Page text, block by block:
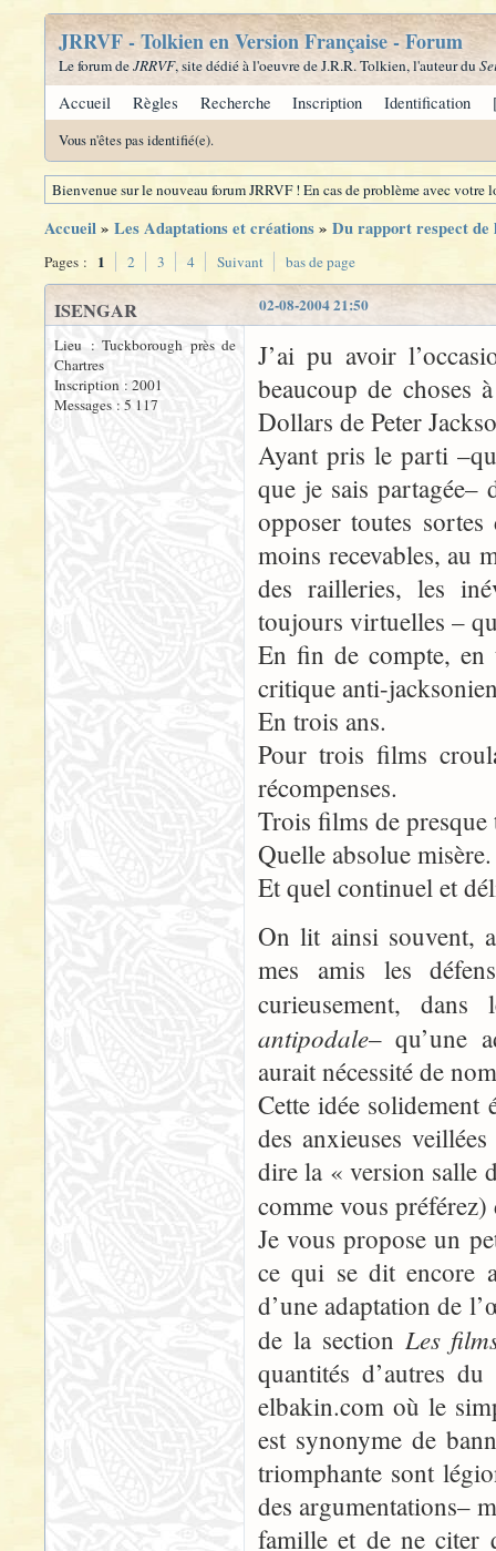
JRRVF - Tolkien en Version Française - Forum
Le forum deJRRVF, site dédié à l'oeuvre de J.R.R. Tolkien, l'auteur du
Accueil Règles Recherche Inscription Identification
Vous n'êtes pas identifié(e).
Bienvenue sur le nouveau forum JRRVF ! En cas de problème avec
Accueil» Les Adaptations et créations» Du rapport respect de
Pages : 1 2 3 4 Suivant bas de page
02-08-2004 21:50
ISENGAR
Lieu : Tuckborough près de
Chartres
Inscription : 2001
Messages : 5 117
J’ai pu avoir
beaucoup de choses
Dollars de Peter
Ayant pris le parti
que je sais partagée–
opposer toutes
moins recevables, au
des railleries, les
toujours virtuelles –
En fin de compte, en
critique anti-
En trois ans.
Pour trois films
récompenses.
Trois films de
Quelle absolue misère.
Et quel continuel et
On lit ainsi souvent,
mes amis les
curieusement,
antipodale– qu’une
aurait nécessité de
Cette idée solidement
des anxieuses
dire la « version salle
comme vous
Je vous propose un
ce qui se dit encore
d’une adaptation de
de la section Les
quantités d’autres
elbakin.com où le
est synonyme de
triomphante sont
des argumentations–
famille et de ne citer